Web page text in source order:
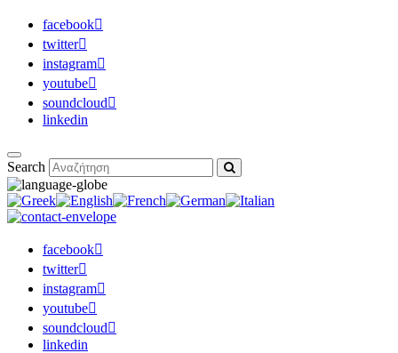
facebook
twitter
instagram
youtube
soundcloud
linkedin
Search
facebook
twitter
instagram
youtube
soundcloud
linkedin